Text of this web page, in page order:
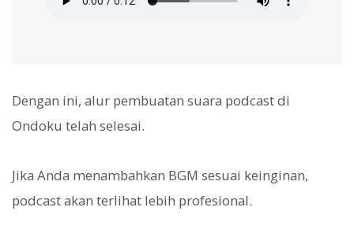
Dengan ini, alur pembuatan suara podcast di
Ondoku telah selesai.
Jika Anda menambahkan BGM sesuai keinginan,
podcast akan terlihat lebih profesional.